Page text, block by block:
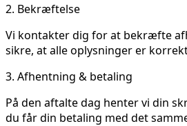
2. Bekræftelse
Vi kontakter dig for at bekræfte
sikre, at alle oplysninger er
3. Afhentning & betaling
På den aftalte dag henter vi din
du får din betaling med det